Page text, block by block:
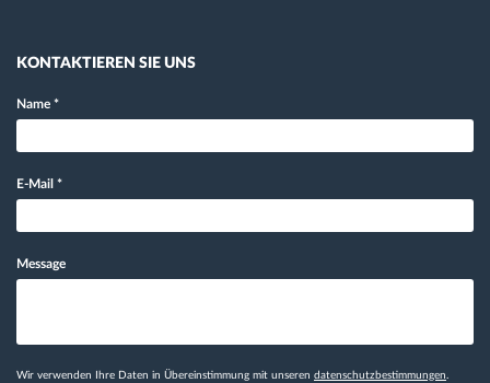
KONTAKTIEREN SIE UNS
Name *
E-Mail *
Message
Wir verwenden Ihre Daten in Übereinstimmung mit unseren datenschutzbestimmungen.